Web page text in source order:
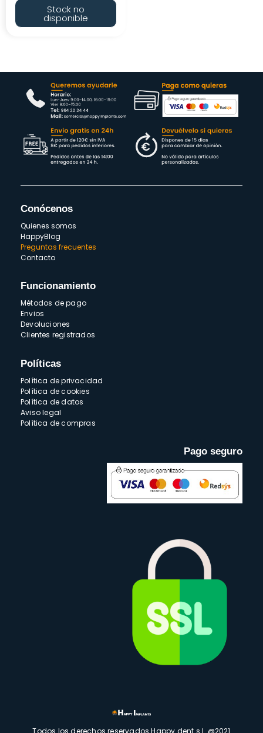
Stock no
disponible
Conócenos
Quienes somos
HappyBlog
Preguntas frecuentes
Contacto
Funcionamiento
Métodos de pago
Envios
Devoluciones
Clientes registrados
Políticas
Política de privacidad
Política de cookies
Política de datos
Aviso legal
Política de compras
Pago seguro
Todos los derechos reservados Happy dent s.l. @2021